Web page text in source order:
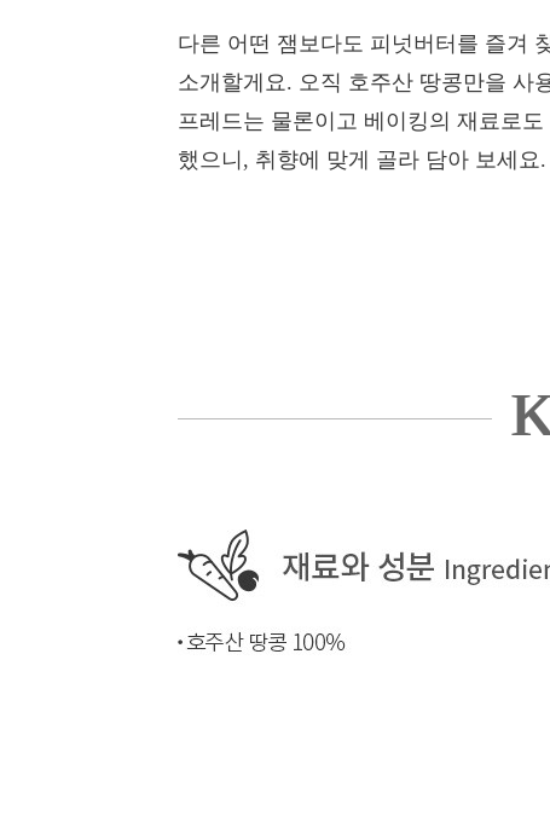
다른 어떤 잼보다도 피넛버터를 즐겨
소개할게요. 오직 호주산 땅콩만을 사
프레드는 물론이고 베이킹의 재료로
했으니, 취향에 맞게 골라 담아 보세요.